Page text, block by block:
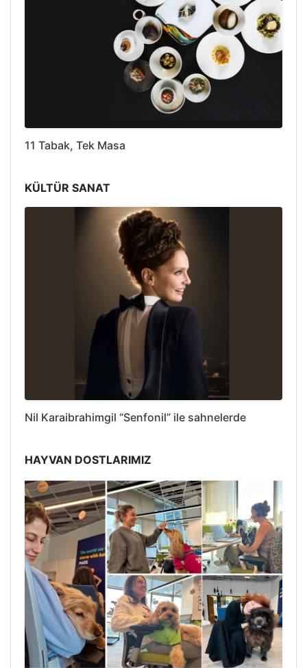
11 Tabak, Tek Masa
KÜLTÜR SANAT
Nil Karaibrahimgil “Senfonil” ile sahnelerde
HAYVAN DOSTLARIMIZ